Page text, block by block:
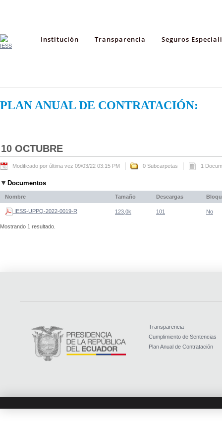
Institución Transparencia Seguros
PLAN ANUAL DE CONTRATACIÓN:
10 OCTUBRE
Modificado por última vez 09/03/22 03:15 PM 0 Subcarpetas 1
Documentos
Nombre Tamaño Descargas
IESS-UPPQ-2022-0019-R 123,0k 101 No
Mostrando 1 resultado.
Transparencia
Cumplimiento de Sentencias
Plan Anual de Contratación